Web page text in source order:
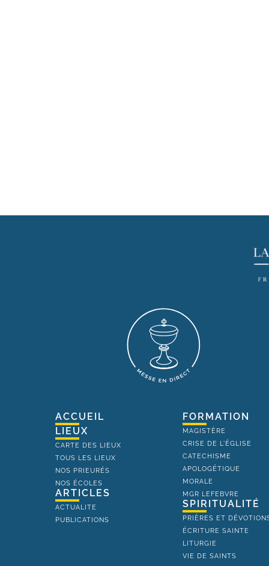
ACCUEIL
LIEUX
CARTE DES LIEUX
TOUS LES LIEUX
NOS PRIEURÉS
NOS ÉCOLES
ARTICLES
ACTUALITE
PUBLICATIONS
FORMATION
MAGISTÈRE
CRISE DE L'ÉGLISE
CATECHISME
APOLOGÉTIQUE
MORALE
MGR LEFEBVRE
SPIRITUALITÉ
PRIÈRES ET
ÉCRITURE SAINTE
LITURGIE
VIE DE SAINTS